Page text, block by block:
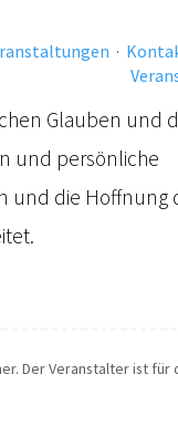
·
Glauben und
und persönliche
und die Hoffnung
Der Veranstalter ist für